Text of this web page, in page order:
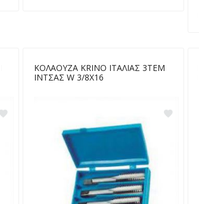
ΚΟΛΑΟΥΖΑ KRINO ΙΤΑΛΙΑΣ 3ΤΕΜ
ΙΝΤΣΑΣ W 3/8X16